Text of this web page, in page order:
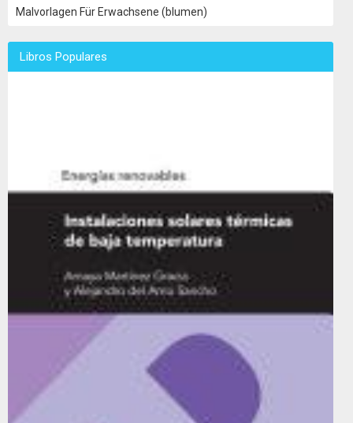
Malvorlagen Für Erwachsene (blumen)
Libros Populares